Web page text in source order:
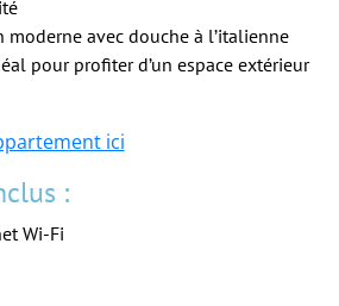
moderne avec douche à l’italienne
pour profiter d’un espace extérieur
ici
:
Wi-Fi